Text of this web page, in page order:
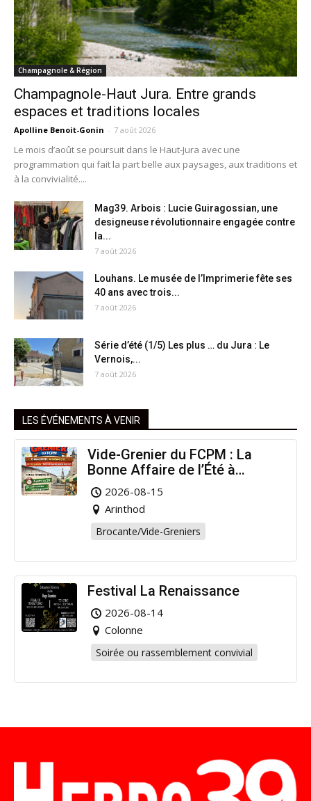
Champagnole & Région
Champagnole-Haut Jura. Entre grands
espaces et traditions locales
Apolline Benoit-Gonin - 7 août 2026
Le mois d’août se poursuit dans le Haut-Jura avec une
programmation qui fait la part belle aux paysages, aux traditions et
à la convivialité....
Mag39. Arbois : Lucie Guiragossian, une
designeuse révolutionnaire engagée contre
la...
7 août 2026
Louhans. Le musée de l’Imprimerie fête ses
40 ans avec trois...
7 août 2026
Série d’été (1/5) Les plus … du Jura : Le
Vernois,...
7 août 2026
LES ÉVÉNEMENTS À VENIR
Vide-Grenier du FCPM : La
Bonne Affaire de l’Été à
Arinthod !
2026-08-15
Arinthod
Brocante/Vide-Greniers
Festival La Renaissance
2026-08-14
Colonne
Soirée ou rassemblement convivial